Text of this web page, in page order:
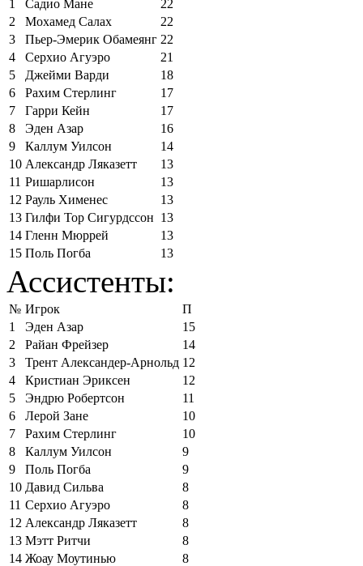
1
Садио Мане
22
2
Мохамед Салах
22
3
Пьер-Эмерик Обамеянг 22
4
Серхио Агуэро
21
5
Джейми Варди
18
6
Рахим Стерлинг
17
7
Гарри Кейн
17
8
Эден Азар
16
9
Каллум Уилсон
14
10 Александр Ляказетт
13
11 Ришарлисон
13
12 Рауль Хименес
13
13 Гилфи Тор Сигурдссон 13
14 Гленн Мюррей
13
15 Поль Погба 13
Ассистенты:
№ Игрок
П
1
Эден Азар
15
2
Райан Фрейзер
14
3
Трент Александер-Арнольд 12
4
Кристиан Эриксен
12
5
Эндрю Робертсон
11
6
Лерой Зане
10
7
Рахим Стерлинг
10
8
Каллум Уилсон
9
9
Поль Погба
9
10 Давид Сильва
8
11 Серхио Агуэро
8
12 Александр Ляказетт
8
13 Мэтт Ритчи
8
14 Жоау Моутинью
8